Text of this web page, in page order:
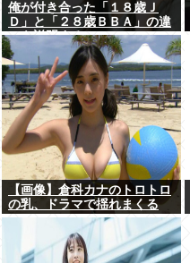
俺が付き合った「１８歳Ｊ
Ｄ」と「２８歳ＢＢＡ」の違
いを説明するwww
【画像】倉科カナのトロトロ
の乳、ドラマで揺れまくる
www